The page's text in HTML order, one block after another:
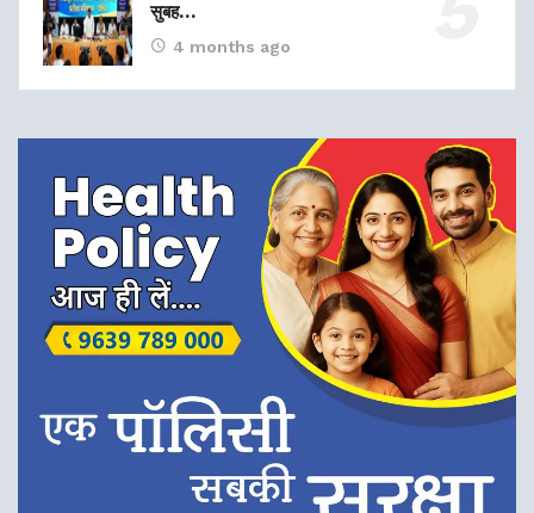
सुबह…
4 months ago